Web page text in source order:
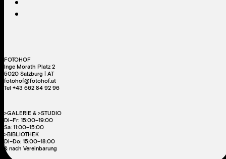
FOTOHOF
Inge Morath Platz 2
5020 Salzburg | AT
fotohof@fotohof.at
Tel +43 662 84 92 96
>GALERIE & >STUDIO
Di–Fr: 15:00–19:00
Sa: 11:00–15:00
>BIBLIOTHEK
Di–Do: 15:00–18:00
& nach Vereinbarung